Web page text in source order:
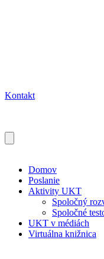
Kontakt
Domov
Poslanie
Aktivity UKT
Spoločný
Spoločné
UKT v médiách
Virtuálna knižnica